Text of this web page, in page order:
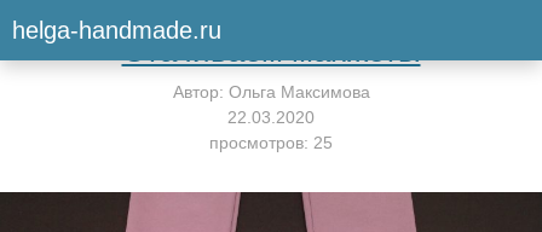
helga-handmade.ruВернуться к мастер-классу
Стачиваем манжеты
Автор: Ольга Максимова
22.03.2020
просмотров: 25